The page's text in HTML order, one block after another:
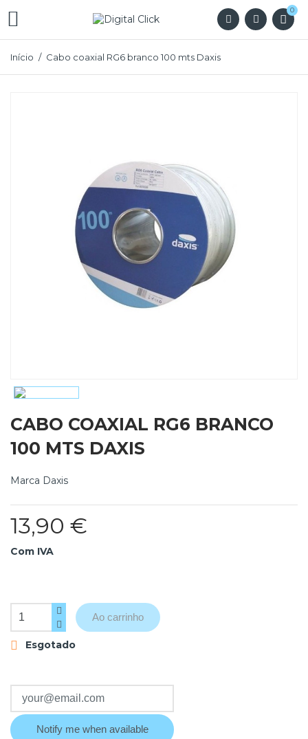
 0
Início Cabo coaxial RG6 branco 100 mts Daxis
CABO COAXIAL RG6 BRANCO
100 MTS DAXIS
Marca Daxis
13,90 €
Com IVA
Ao carrinho
 Esgotado
Notify me when available